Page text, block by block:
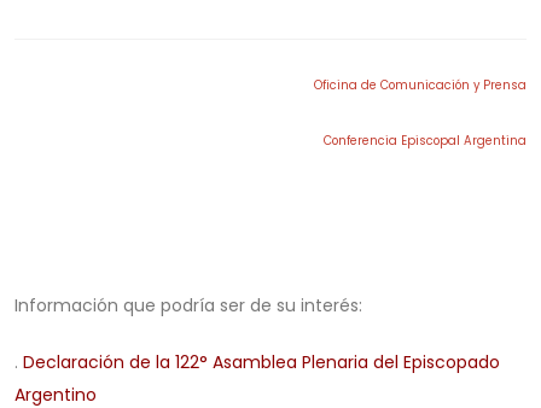
Oficina de Comunicación y Prensa
Conferencia Episcopal Argentina
Información que podría ser de su interés:
. Declaración de la 122° Asamblea Plenaria del Episcopado
Argentino